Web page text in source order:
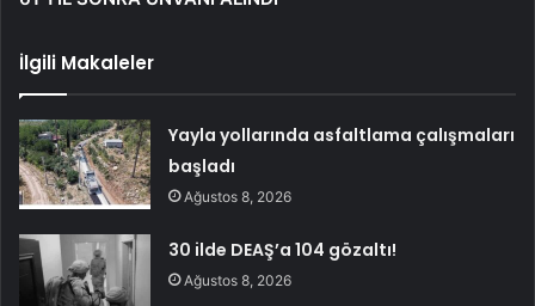
İlgili Makaleler
Yayla yollarında asfaltlama çalışmaları
başladı
Ağustos 8, 2026
30 ilde DEAŞ’a 104 gözaltı!
Ağustos 8, 2026